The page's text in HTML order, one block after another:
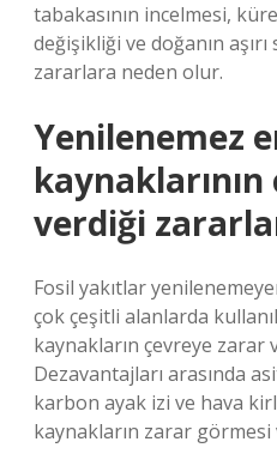
tabakasının incelmesi,
değişikliği ve doğanın
zararlara neden olur.
Yenilenemez
verdiği
Fosil yakıtlar
çok çeşitli alanlarda
kaynakların çevreye zarar
Dezavantajları arasında
karbon ayak izi ve hava
kaynakların zarar görmesi